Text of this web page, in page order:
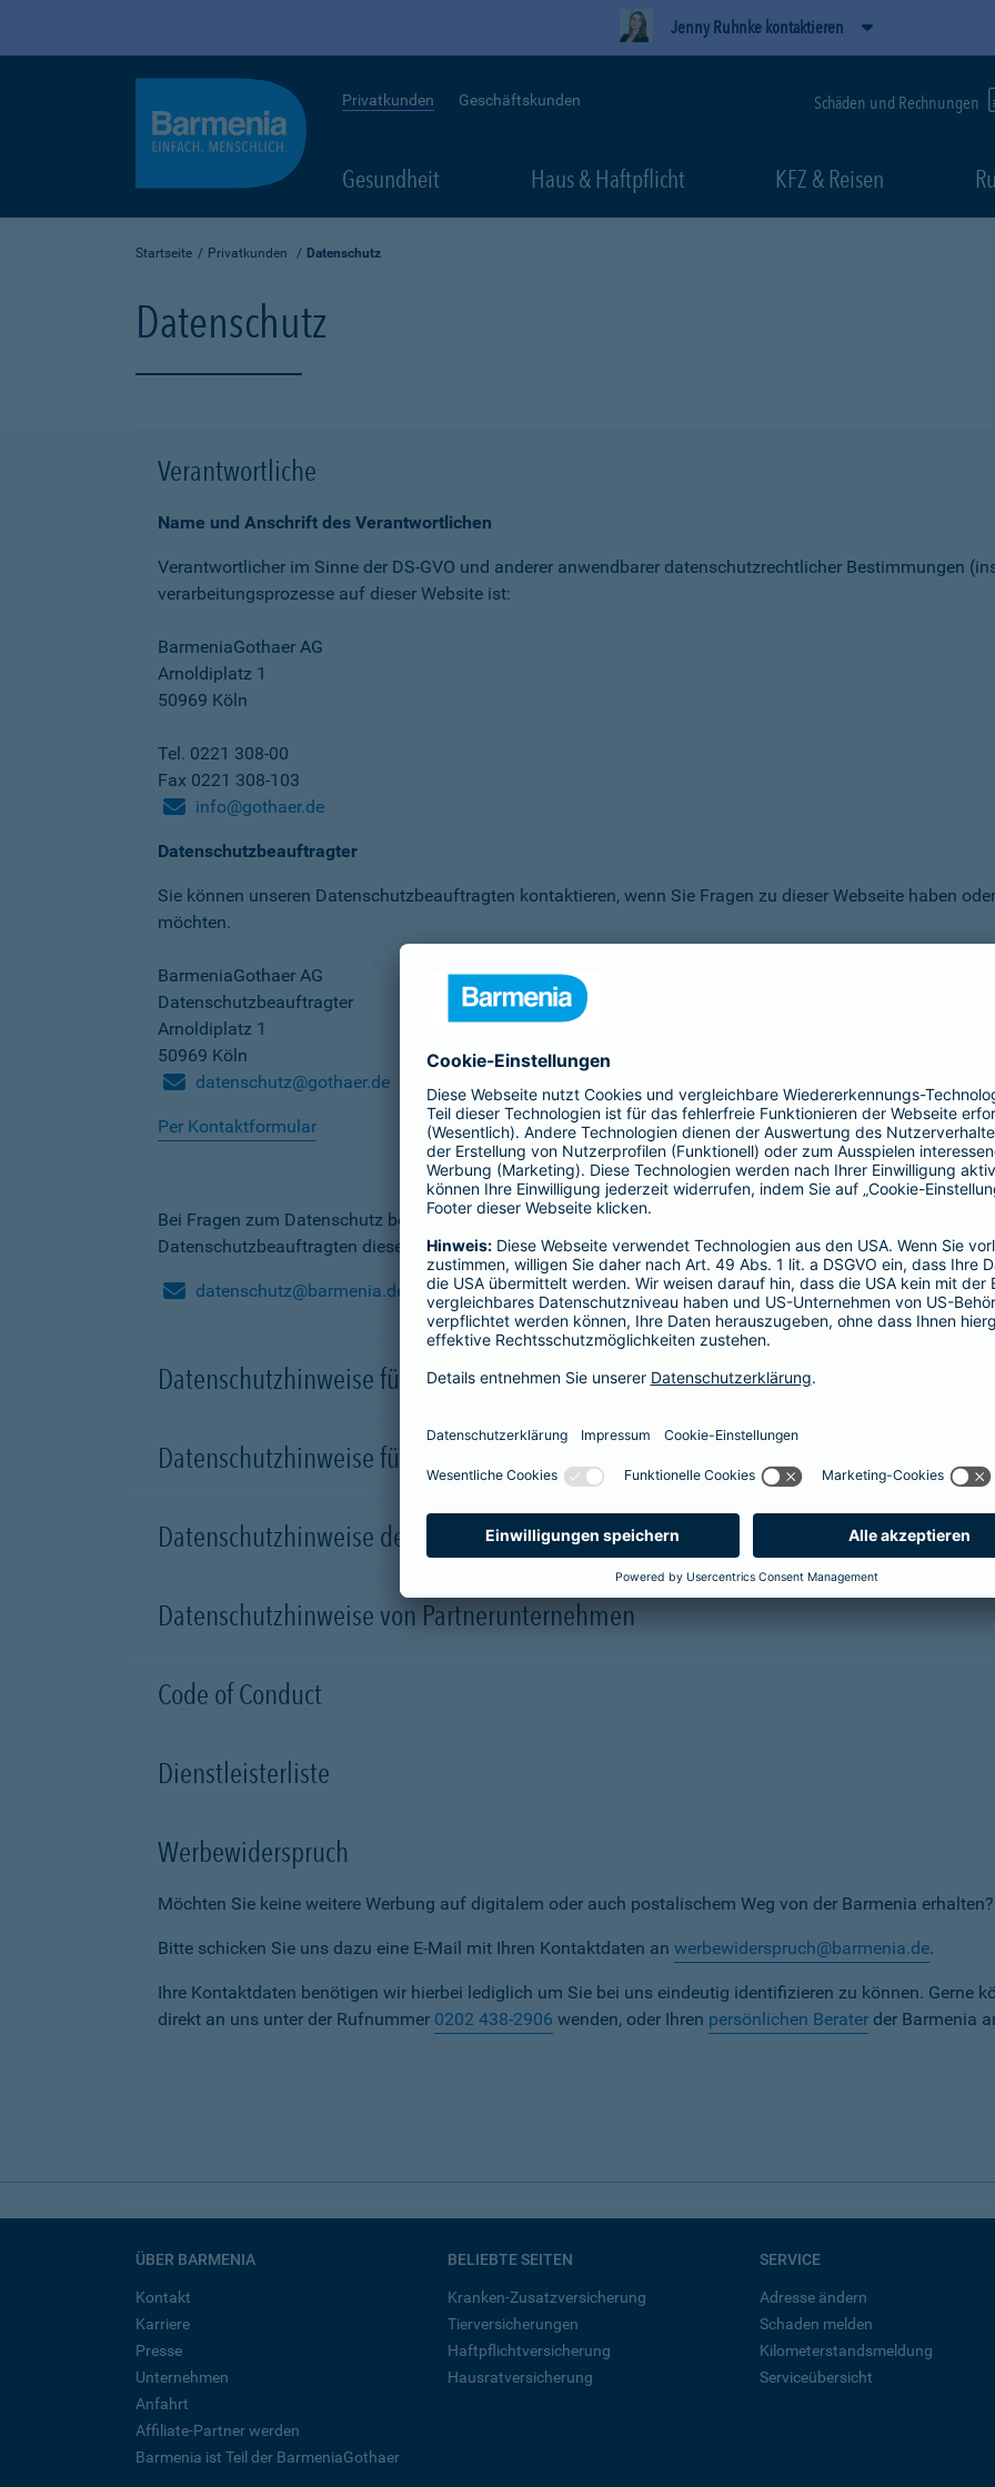
Jenny Ruhnke kontaktieren
Privatkunden Geschäftskunden Schäden und Rechnungen
Gesundheit Haus & Haftpflicht KFZ & Reisen
Startseite Privatkunden Datenschutz
Datenschutz
Verantwortliche
Name und Anschrift des Verantwortlichen
Verantwortlicher im Sinne der DS-GVO und anderer anwendbarer datenschutz­rechtlicher Bestimmungen
verarbeitungs­prozesse auf dieser Website ist:
BarmeniaGothaer AG
Arnoldiplatz 1
50969 Köln
Tel. 0221 308-00
Fax 0221 308-103
info@gothaer.de
Datenschutzbeauftragter
Sie können unseren Datenschutz­beauftragten kontaktieren, wenn Sie Fragen zu dieser Webseite haben
möchten.
BarmeniaGothaer AG
Datenschutzbeauftragter
Arnoldiplatz 1
50969 Köln
datenschutz@gothaer.de
Per Kontaktformular
Bei Fragen zum Datenschutz bei der Barmenia Krankenversicherung AG und der Barmenia Allgemeine
Datenschutzbeauftragten dieser Gesellschaften kontaktieren.
datenschutz@barmenia.de
Datenschutzhinweise für Besucher der Webseite
Datenschutzhinweise für Onlinepräsenzen in sozialen Medien
Datenschutzhinweise der Versicherungsunternehmen
Datenschutzhinweise von Partnerunternehmen
Code of Conduct
Dienstleisterliste
Werbewiderspruch
Möchten Sie keine weitere Werbung auf digitalem oder auch postalischem Weg von der Barmenia
Bitte schicken Sie uns dazu eine E-Mail mit Ihren Kontaktdaten an werbewiderspruch@barmenia.de.
Ihre Kontaktdaten benötigen wir hierbei lediglich um Sie bei uns eindeutig identifizieren zu können. Gerne
direkt an uns unter der Rufnummer 0202 438-2906 wenden, oder Ihren persönlichen Berater der Barmenia
ÜBER BARMENIA
Kontakt
Karriere
Presse
Unternehmen
Anfahrt
Affiliate-Partner werden
Barmenia ist Teil der BarmeniaGothaer
BELIEBTE SEITEN
Kranken-Zusatzversicherung
Tierversicherungen
Haftpflichtversicherung
Hausratversicherung
SERVICE
Adresse ändern
Schaden melden
Kilometerstandsmeldung
Serviceübersicht